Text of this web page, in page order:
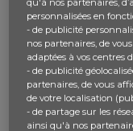
personnalisées en
- de publicité
nos partenaires, de
adaptées à vos centres
- de publicité
partenaires, de vous
de votre localisation
- de partage sur les
ainsi qu'à nos